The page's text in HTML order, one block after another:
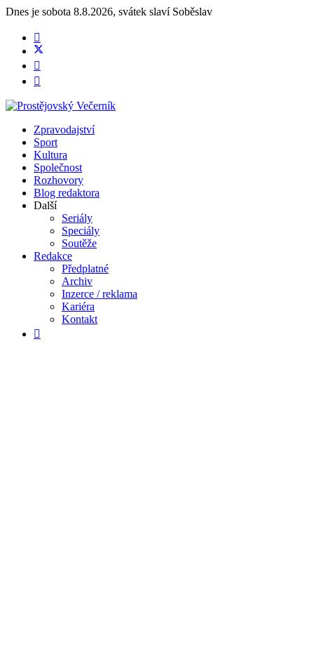
Dnes je sobota 8.8.2026, svátek slaví Soběslav
Zpravodajství
Sport
Kultura
Společnost
Rozhovory
Blog redaktora
Další
Seriály
Speciály
Soutěže
Redakce
Předplatné
Archiv
Inzerce / reklama
Kariéra
Kontakt